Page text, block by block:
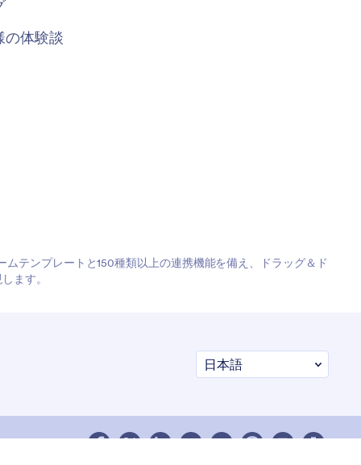
の体験談
テンプレートと150種類以上の連携機能を備え、ドラッグ＆ド
ます。